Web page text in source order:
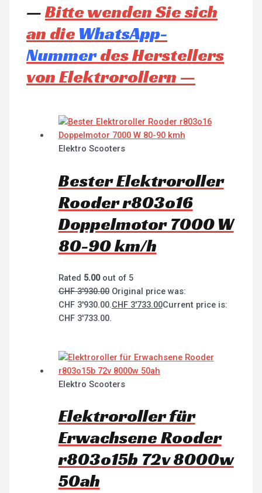
—Bitte wenden Sie sich
an die WhatsApp-
Nummerdes Herstellers
von Elektrorollern —
Elektro Scooters
Bester Elektroroller
Rooder r803o16
Doppelmotor 7000 W
80-90 km/h
Rated 5.00out of 5
CHF3'930.00 Original price was:
CHF 3'930.00.CHF3'733.00Current price is:
CHF 3'733.00.
Elektro Scooters
Elektroroller für
Erwachsene Rooder
r803o15b 72v 8000w
50ah